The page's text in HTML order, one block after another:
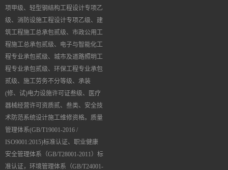
项甲级、轻型钢结构工程设计专项乙
级、消防设施工程设计专项乙级、建
筑工程施工总承包贰级、市政公用工
程施工总承包贰级、电子与智能化工
程专业承包贰级、城市及道路照明工
程专业承包贰级、环保工程专业承包
贰级、施工劳务不分等级、承装
(修、试)电力设施许可证叁级、医疗
器械经营许可资质贰、叁类、安全技
术防范系统设计施工维修资格。质量
管理体系(GB/T19001-2016 /
ISO9001:2015)标准认证、职业健康
安全管理体系（GB/T28001-2011）标
准认证，环境管理体系（GB/T24001-